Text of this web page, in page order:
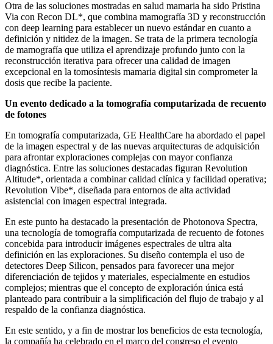
Otra de las soluciones mostradas en salud mamaria ha sido Pristina
Via con Recon DL*, que combina mamografía 3D y reconstrucción
con deep learning para establecer un nuevo estándar en cuanto a
definición y nitidez de la imagen. Se trata de la primera tecnología
de mamografía que utiliza el aprendizaje profundo junto con la
reconstrucción iterativa para ofrecer una calidad de imagen
excepcional en la tomosíntesis mamaria digital sin comprometer la
dosis que recibe la paciente.
Un evento dedicado a la tomografía computarizada de recuento
de fotones
En tomografía computarizada, GE HealthCare ha abordado el papel
de la imagen espectral y de las nuevas arquitecturas de adquisición
para afrontar exploraciones complejas con mayor confianza
diagnóstica. Entre las soluciones destacadas figuran Revolution
Altitude*, orientada a combinar calidad clínica y facilidad operativa;
Revolution Vibe*, diseñada para entornos de alta actividad
asistencial con imagen espectral integrada.
En este punto ha destacado la presentación de Photonova Spectra,
una tecnología de tomografía computarizada de recuento de fotones
concebida para introducir imágenes espectrales de ultra alta
definición en las exploraciones. Su diseño contempla el uso de
detectores Deep Silicon, pensados para favorecer una mejor
diferenciación de tejidos y materiales, especialmente en estudios
complejos; mientras que el concepto de exploración única está
planteado para contribuir a la simplificación del flujo de trabajo y al
respaldo de la confianza diagnóstica.
En este sentido, y a fin de mostrar los beneficios de esta tecnología,
la compañía ha celebrado en el marco del congreso el evento